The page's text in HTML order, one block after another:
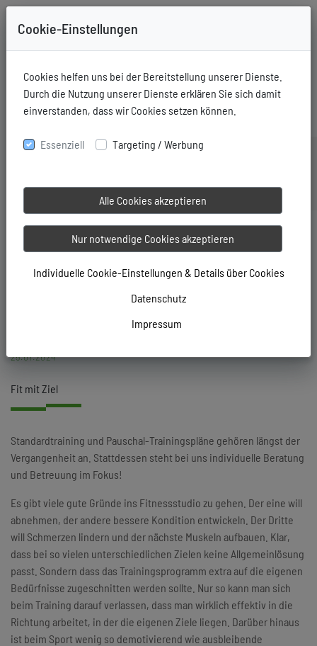
25.01.2024
Fit mit Ziel
Standardtraining und Pauschal-Trainingspläne gehören längst der
Vergangenheit an. Stattdessen steht bei uns individuelle Beratung
und Betreuung im Fokus!
Es gibt viele gute Gründe ins Fitnessstudio zu gehen. Der eine will
abnehmen, der andere bessere Kondition entwickeln. Der Dritte
will Schmerzen lindern und der nächste Muskeln aufbauen. Klar,
dass bei so vielen unterschiedlichen Zielen keine Allgemeinlösung
passt. Sondern dass das Trainingsprogramm extra auf die eigenen
Bedürfnisse zugeschnitten werden sollte. Nur so kann man sich
beim Training darauf verlassen, dass man wirklich effektiv in die
Richtung arbeitet, in der die eigenen Ziele liegen. Darüber hinaus
ist beim Sport wenig so demotivierend wie ausbleibende
Cookie-Einstellungen
Cookies helfen uns bei der Bereitstellung unserer Dienste.
Durch die Nutzung unserer Dienste erklären Sie sich damit
einverstanden, dass wir Cookies setzen können.
Essenziell Targeting / Werbung
Alle Cookies akzeptieren
Nur notwendige Cookies akzeptieren
Individuelle Cookie-Einstellungen & Details über Cookies
Datenschutz
Impressum